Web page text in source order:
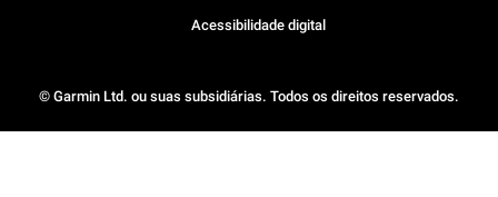
© Garmin Ltd. ou suas subsidiárias. Todos os direitos reservados.
Acessibilidade digital